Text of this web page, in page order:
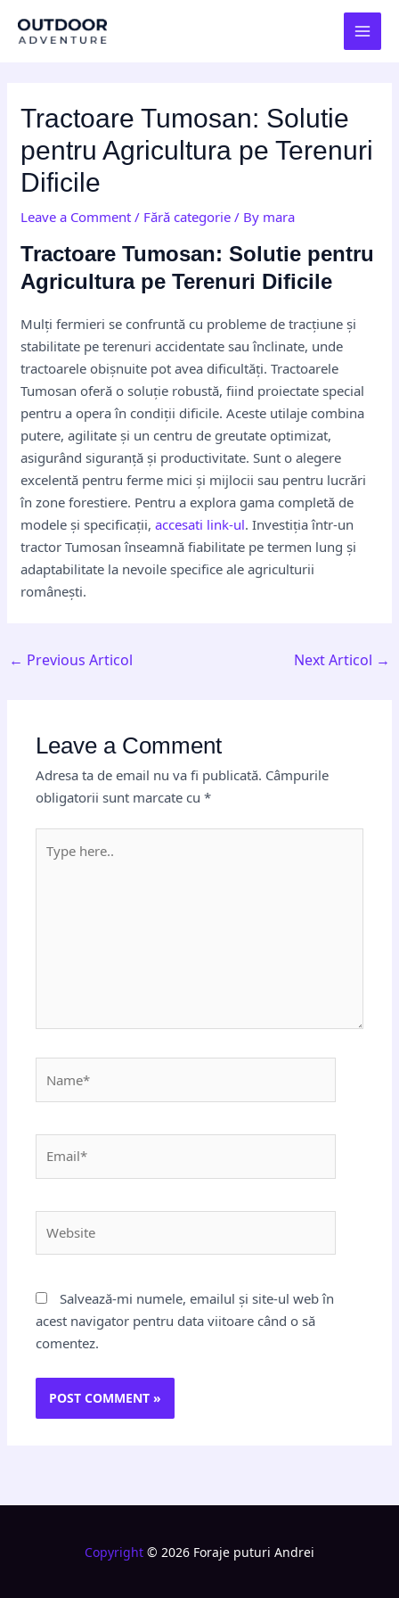
Tractoare Tumosan: Solutie
pentru Agricultura pe Terenuri
Dificile
Leave a Comment / Fără categorie / By mara
Tractoare Tumosan: Solutie pentru
Agricultura pe Terenuri Dificile
Mulți fermieri se confruntă cu probleme de tracțiune și
stabilitate pe terenuri accidentate sau înclinate, unde
tractoarele obișnuite pot avea dificultăți. Tractoarele
Tumosan oferă o soluție robustă, fiind proiectate special
pentru a opera în condiții dificile. Aceste utilaje combina
putere, agilitate și un centru de greutate optimizat,
asigurând siguranță și productivitate. Sunt o alegere
excelentă pentru ferme mici și mijlocii sau pentru lucrări
în zone forestiere. Pentru a explora gama completă de
modele și specificații,accesati link-ul. Investiția într-un
tractor Tumosan înseamnă fiabilitate pe termen lung și
adaptabilitate la nevoile specifice ale agriculturii
românești.
navigation
← Previous Articol Next Articol →
Leave a Comment
Adresa ta de email nu va fi publicată. Câmpurile
obligatorii sunt marcate cu*
here..
Salvează-mi numele, emailul și site-ul web în
acest navigator pentru data viitoare când o să
comentez.
Copyright © 2026 Foraje puturi Andrei